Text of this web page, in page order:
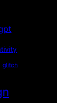
glitch